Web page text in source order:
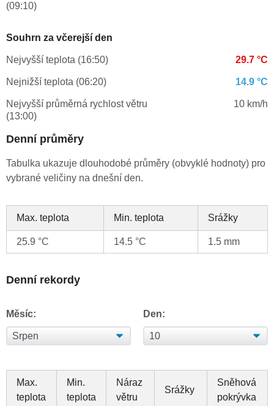
(09:10)
Souhrn za včerejší den
Nejvyšší teplota (16:50) 29.7 °C
Nejnižší teplota (06:20) 14.9 °C
Nejvyšší průměrná rychlost větru
(13:00)
10 km/h
Denní průměry
Tabulka ukazuje dlouhodobé průměry (obvyklé hodnoty) pro
vybrané veličiny na dnešní den.
Max. teplota Min. teplota Srážky
25.9 °C 14.5 °C 1.5 mm
Denní rekordy
Měsíc: Den:
Max.
teplota
Min.
teplota
Náraz
větru
Srážky
Sněhová
pokrývka